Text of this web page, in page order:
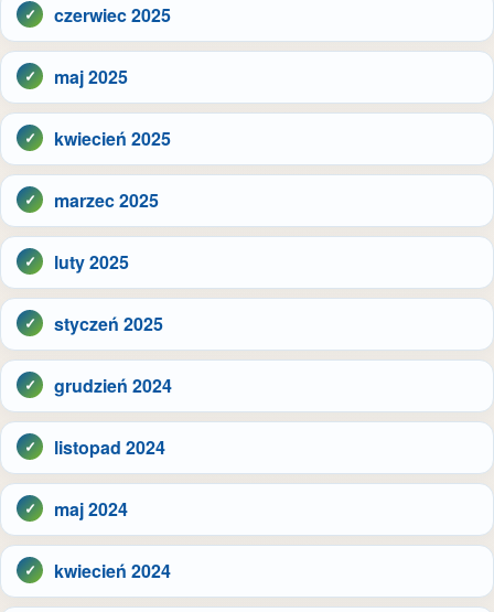
czerwiec 2025
maj 2025
kwiecień 2025
marzec 2025
luty 2025
styczeń 2025
grudzień 2024
listopad 2024
maj 2024
kwiecień 2024